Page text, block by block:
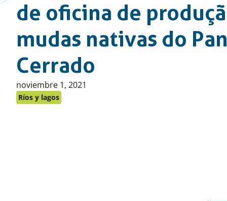
de oficina de
mudas nativas do
Cerrado
Publicado
en:
noviembre 1, 2021
Ríos y lagos